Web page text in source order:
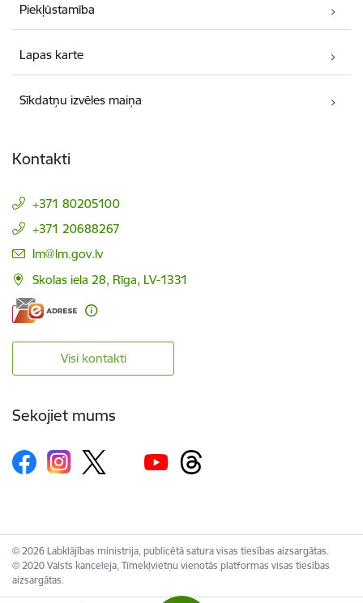
Piekļūstamība
Lapas karte
Sīkdatņu izvēles maiņa
Kontakti
+371 80205100
+371 20688267
E-pasts:
lm@lm.gov.lv
Skolas iela 28, Rīga, LV-1331
Visi kontakti
Sekojiet mums
© 2026 Labklājības ministrija, publicētā satura visas tiesības aizsargātas.
© 2020 Valsts kanceleja, Tīmekļvietņu vienotās platformas visas tiesības
aizsargātas.